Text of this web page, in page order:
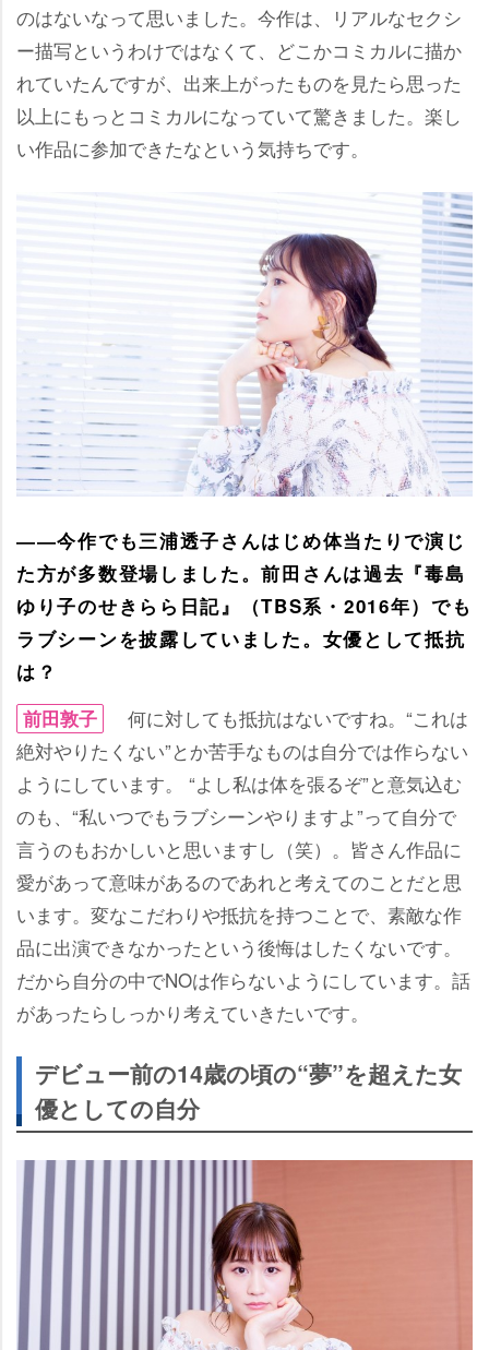
のはないなって思いました。今作は、リアルなセクシ
ー描写というわけではなくて、どこかコミカルに描か
れていたんですが、出来上がったものを見たら思った
以上にもっとコミカルになっていて驚きました。楽し
い作品に参加できたなという気持ちです。
――今作でも三浦透子さんはじめ体当たりで演じ
た方が多数登場しました。前田さんは過去『毒島
ゆり子のせきらら日記』（TBS系・2016年）でも
ラブシーンを披露していました。女優として抵抗
は？
前田敦子
何に対しても抵抗はないですね。“これは
絶対やりたくない”とか苦手なものは自分では作らない
ようにしています。 “よし私は体を張るぞ”と意気込む
のも、“私いつでもラブシーンやりますよ”って自分で
言うのもおかしいと思いますし（笑）。皆さん作品に
愛があって意味があるのであれと考えてのことだと思
います。変なこだわりや抵抗を持つことで、素敵な作
品に出演できなかったという後悔はしたくないです。
だから自分の中でNOは作らないようにしています。話
があったらしっかり考えていきたいです。
デビュー前の14歳の頃の“夢”を超えた女
優としての自分